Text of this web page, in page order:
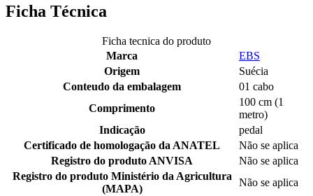
Ficha Técnica
Ficha tecnica do produto
Marca
EBS
Origem
Suécia
Conteudo da embalagem
01 cabo
Comprimento
100 cm (1
metro)
Indicação
pedal
Certificado de homologação da ANATEL
Não se aplica
Registro do produto ANVISA
Não se aplica
Registro do produto Ministério da Agricultura
(MAPA)
Não se aplica